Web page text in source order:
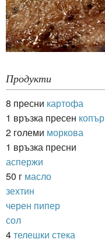
Продукти
8 пресни картофа
1 връзка пресен копър
2 големи моркова
1 връзка пресни
аспержи
50 г масло
зехтин
черен пипер
сол
4телешки стека